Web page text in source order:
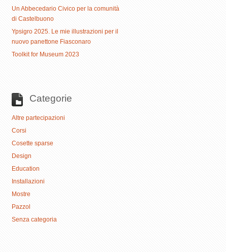
Un Abbecedario Civico per la comunità
di Castelbuono
Ypsigro 2025. Le mie illustrazioni per il
nuovo panettone Fiasconaro
Toolkit for Museum 2023
Categorie
Altre partecipazioni
Corsi
Cosette sparse
Design
Education
Installazioni
Mostre
Pazzol
Senza categoria